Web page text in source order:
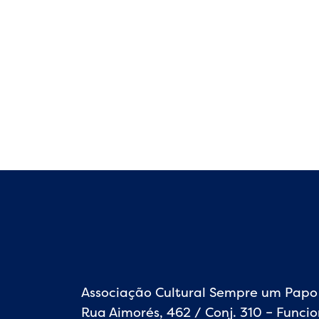
Associação Cultural Sempre um Papo
Rua Aimorés, 462 / Conj. 310 –